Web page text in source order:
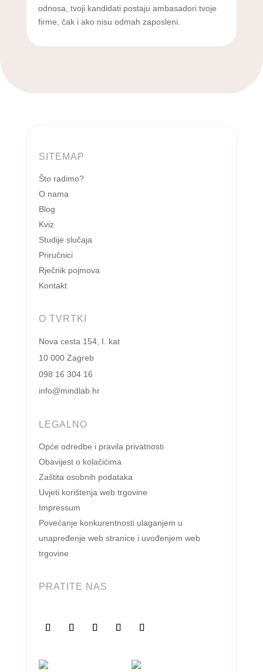
odnosa, tvoji kandidati postaju ambasadori tvoje
firme, čak i ako nisu odmah zaposleni.
SITEMAP
Što radimo?
O nama
Blog
Kviz
Studije slučaja
Priručnici
Rječnik pojmova
Kontakt
O TVRTKI
Nova cesta 154, I. kat
10 000 Zagreb
098 16 304 16
info@mindlab.hr
LEGALNO
Opće odredbe i pravila privatnosti
Obavijest o kolačićima
Zaštita osobnih podataka
Uvjeti korištenja web trgovine
Impressum
Povećanje konkurentnosti ulaganjem u
unapređenje web stranice i uvođenjem web
trgovine
PRATITE NAS